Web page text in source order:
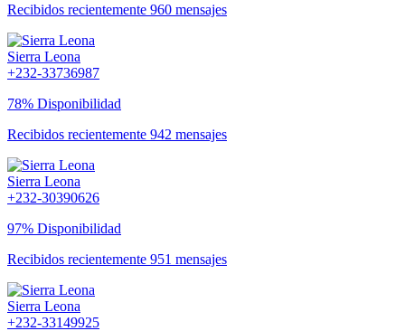
Recibidos recientemente 960 mensajes
Sierra Leona
+232-33736987
78% Disponibilidad
Recibidos recientemente 942 mensajes
Sierra Leona
+232-30390626
97% Disponibilidad
Recibidos recientemente 951 mensajes
Sierra Leona
+232-33149925